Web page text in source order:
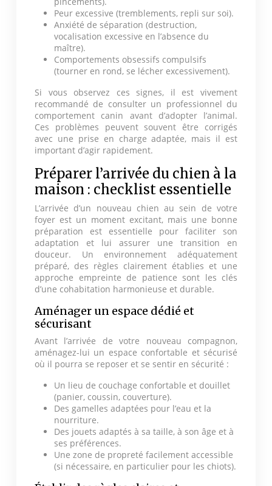
Peur excessive (tremblements, repli sur soi).
Anxiété de séparation (destruction,
vocalisation excessive en l’absence du
maître).
Comportements obsessifs compulsifs
(tourner en rond, se lécher excessivement).
Si vous observez ces signes, il est vivement
recommandé de consulter un professionnel du
comportement canin avant d’adopter l’animal.
Ces problèmes peuvent souvent être corrigés
avec une prise en charge adaptée, mais il est
important d’agir rapidement.
Préparer l’arrivée du chien à la
maison : checklist essentielle
L’arrivée d’un nouveau chien au sein de votre
foyer est un moment excitant, mais une bonne
préparation est essentielle pour faciliter son
adaptation et lui assurer une transition en
douceur. Un environnement adéquatement
préparé, des règles clairement établies et une
approche empreinte de patience sont les clés
d’une cohabitation harmonieuse et durable.
Aménager un espace dédié et
sécurisant
Avant l’arrivée de votre nouveau compagnon,
aménagez-lui un espace confortable et sécurisé
où il pourra se reposer et se sentir en sécurité :
Un lieu de couchage confortable et douillet
(panier, coussin, couverture).
Des gamelles adaptées pour l’eau et la
nourriture.
Des jouets adaptés à sa taille, à son âge et à
ses préférences.
Une zone de propreté facilement accessible
(si nécessaire, en particulier pour les chiots).